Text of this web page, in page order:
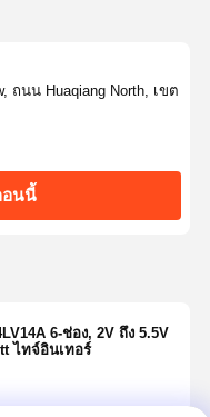
ถนน Huaqiang North, เขต
นนี้
6-ช่อง, 2V ถึง 5.5V
ไทจ์อินเทอร์